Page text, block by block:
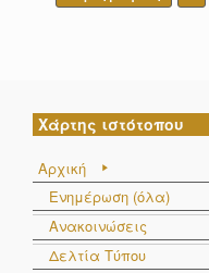
Χάρτης ιστότοπου
Αρχική
Ενημέρωση (όλα)
Ανακοινώσεις
Δελτία Τύπου